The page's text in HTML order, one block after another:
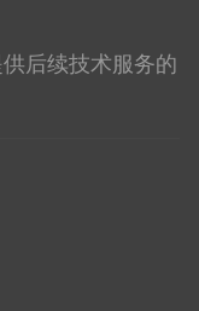
后续技术服务的